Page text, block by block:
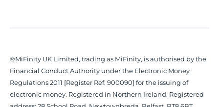
®MiFinity UK Limited, trading as MiFinity, is authorised by the
Financial Conduct Authority under the Electronic Money
Regulations 2011 [Register Ref. 900090] for the issuing of
electronic money. Registered in Northern Ireland. Registered